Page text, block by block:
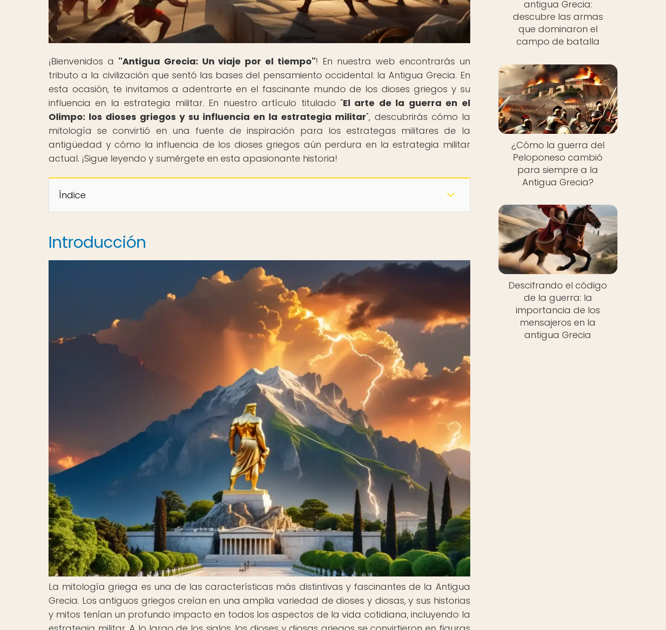
¡Bienvenidos a "Antigua Grecia: Un viaje por el tiempo"! En nuestra web encontrarás un
tributo a la civilización que sentó las bases del pensamiento occidental: la Antigua Grecia. En
esta ocasión, te invitamos a adentrarte en el fascinante mundo de los dioses griegos y su
influencia en la estrategia militar. En nuestro artículo titulado "El arte de la guerra en el
Olimpo: los dioses griegos y su influencia en la estrategia militar", descubrirás cómo la
mitología se convirtió en una fuente de inspiración para los estrategas militares de la
antigüedad y cómo la influencia de los dioses griegos aún perdura en la estrategia militar
actual. ¡Sigue leyendo y sumérgete en esta apasionante historia!
Índice
Introducción
La mitología griega es una de las características más distintivas y fascinantes de la Antigua
Grecia. Los antiguos griegos creían en una amplia variedad de dioses y diosas, y sus historias
y mitos tenían un profundo impacto en todos los aspectos de la vida cotidiana, incluyendo la
antigua Grecia:
descubre las armas
que dominaron el
campo de batalla
¿Cómo la guerra del
Peloponeso cambió
para siempre a la
Antigua Grecia?
Descifrando el código
de la guerra: la
importancia de los
mensajeros en la
antigua Grecia